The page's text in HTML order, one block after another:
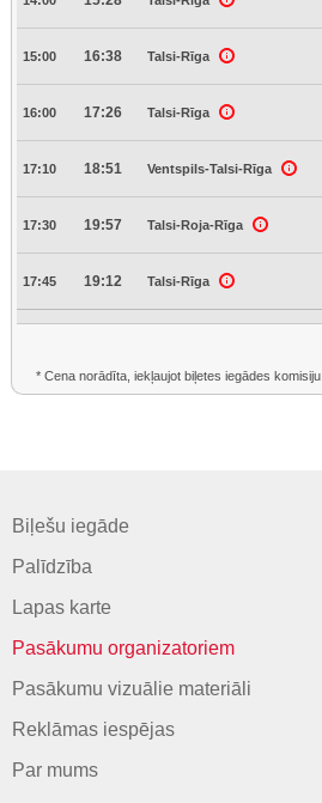
15:00 16:38 Talsi-Rīga
16:00 17:26 Talsi-Rīga
17:10 18:51 Ventspils-Talsi-Rīga
17:30 19:57 Talsi-Roja-Rīga
17:45 19:12 Talsi-Rīga
* Cena norādīta, iekļaujot biļetes iegādes komisiju
Biļešu iegāde
Palīdzība
Lapas karte
Pasākumu organizatoriem
Pasākumu vizuālie materiāli
Reklāmas iespējas
Par mums